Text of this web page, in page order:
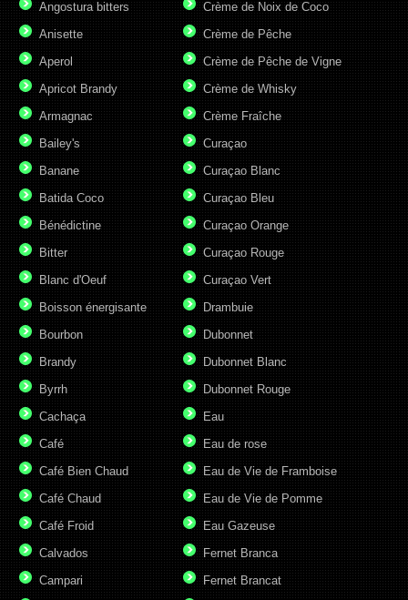
Angostura bitters
Anisette
Aperol
Apricot Brandy
Armagnac
Bailey's
Banane
Batida Coco
Bénédictine
Bitter
Blanc d'Oeuf
Boisson énergisante
Bourbon
Brandy
Byrrh
Cachaça
Café
Café Bien Chaud
Café Chaud
Café Froid
Calvados
Campari
Crème de Noix de Coco
Crème de Pêche
Crème de Pêche de Vigne
Crème de Whisky
Crème Fraîche
Curaçao
Curaçao Blanc
Curaçao Bleu
Curaçao Orange
Curaçao Rouge
Curaçao Vert
Drambuie
Dubonnet
Dubonnet Blanc
Dubonnet Rouge
Eau
Eau de rose
Eau de Vie de Framboise
Eau de Vie de Pomme
Eau Gazeuse
Fernet Branca
Fernet Brancat